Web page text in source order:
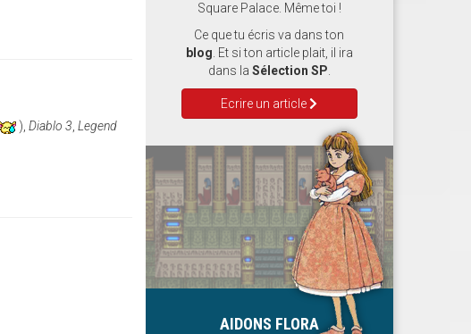
),Diablo 3,Legend
Square Palace. Même toi !
Ce que tu écris va dans ton
blog . Et si ton article plait, il ira
dans la Sélection SP
Ecrire un article
AIDONS FLORA